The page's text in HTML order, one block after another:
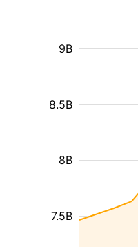
7.5B
8B
8.5B
9B